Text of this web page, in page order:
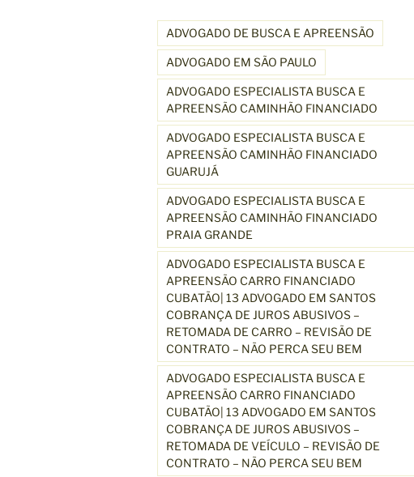
ADVOGADO DE BUSCA E APREENSÃO
ADVOGADO EM SÃO PAULO
ADVOGADO ESPECIALISTA BUSCA E
APREENSÃO CAMINHÃO FINANCIADO
ADVOGADO ESPECIALISTA BUSCA E
APREENSÃO CAMINHÃO FINANCIADO
GUARUJÁ
ADVOGADO ESPECIALISTA BUSCA E
APREENSÃO CAMINHÃO FINANCIADO
PRAIA GRANDE
ADVOGADO ESPECIALISTA BUSCA E
APREENSÃO CARRO FINANCIADO
CUBATÃO| 13 ADVOGADO EM SANTOS
COBRANÇA DE JUROS ABUSIVOS –
RETOMADA DE CARRO – REVISÃO DE
CONTRATO – NÃO PERCA SEU BEM
ADVOGADO ESPECIALISTA BUSCA E
APREENSÃO CARRO FINANCIADO
CUBATÃO| 13 ADVOGADO EM SANTOS
COBRANÇA DE JUROS ABUSIVOS –
RETOMADA DE VEÍCULO – REVISÃO DE
CONTRATO – NÃO PERCA SEU BEM